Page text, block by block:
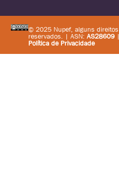
© 2025 Nupef, alguns direitos
reservados. | ASN: AS28609|
Política de Privacidade